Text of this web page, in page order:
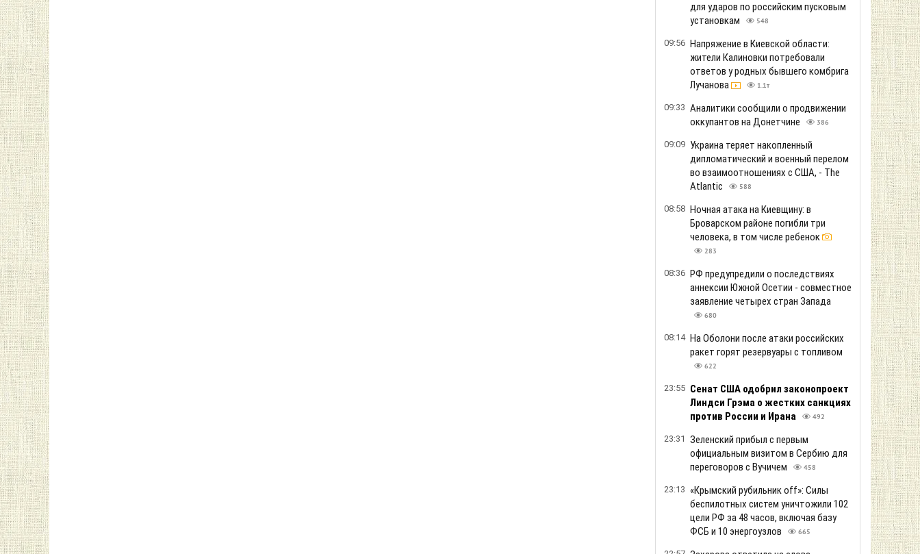
для ударов по российским пусковым
установкам
548
09:56 Напряжение в Киевской области:
жители Калиновки потребовали
ответов у родных бывшего комбрига
Лучанова
1.1т
09:33 Аналитики сообщили о продвижении
оккупантов на Донетчине
386
09:09 Украина теряет накопленный
дипломатический и военный перелом
во взаимоотношениях с США, - The
Atlantic
588
08:58 Ночная атака на Киевщину: в
Броварском районе погибли три
человека, в том числе ребенок
283
08:36 РФ предупредили о последствиях
аннексии Южной Осетии - совместное
заявление четырех стран Запада
680
08:14 На Оболони после атаки российских
ракет горят резервуары с топливом
622
23:55 Сенат США одобрил законопроект
Линдси Грэма о жестких санкциях
против России и Ирана
492
23:31 Зеленский прибыл с первым
официальным визитом в Сербию для
переговоров с Вучичем
458
23:13 «Крымский рубильник off»: Силы
беспилотных систем уничтожили 102
цели РФ за 48 часов, включая базу
ФСБ и 10 энергоузлов
665